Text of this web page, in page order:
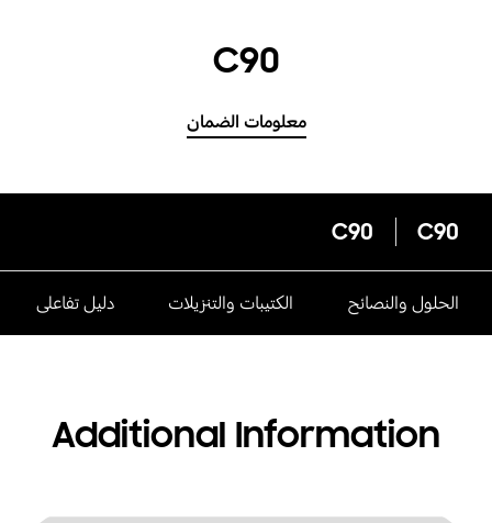
C90
معلومات الضمان
C90
C90
الحلول والنصائح الكتيبات والتنزيلات دليل تفاعلى
Additional Information